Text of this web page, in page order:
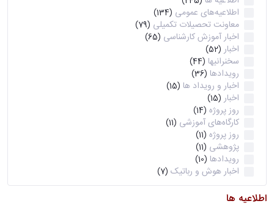
اطلاعیه‌های عمومی (134)
معاونت تحصیلات تکمیلی (79)
اخبار آموزش کارشناسی (65)
اخبار (52)
سخنرانیها (44)
رویدادها (36)
اخبار و رویداد ها (15)
اخبار (15)
روز پروژه (14)
کارگاه‌های آموزشی (11)
روز پروژه (11)
پژوهشی (11)
رویدادها (10)
اخبار هوش و رباتیک (7)
اطلاعیه ها